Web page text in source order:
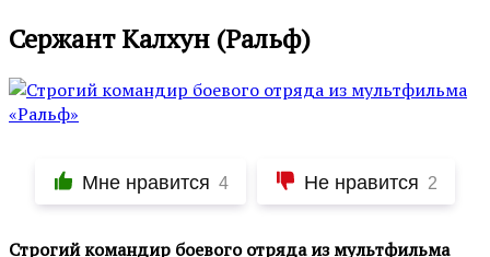
Сержант Калхун (Ральф)
Мне нравится 4 Не нравится 2
Строгий командир боевого отряда из мультфильма